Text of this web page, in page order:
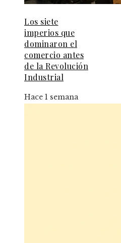
Los siete
imperios que
dominaron el
comercio antes
de la Revolución
Industrial
Hace 1 semana